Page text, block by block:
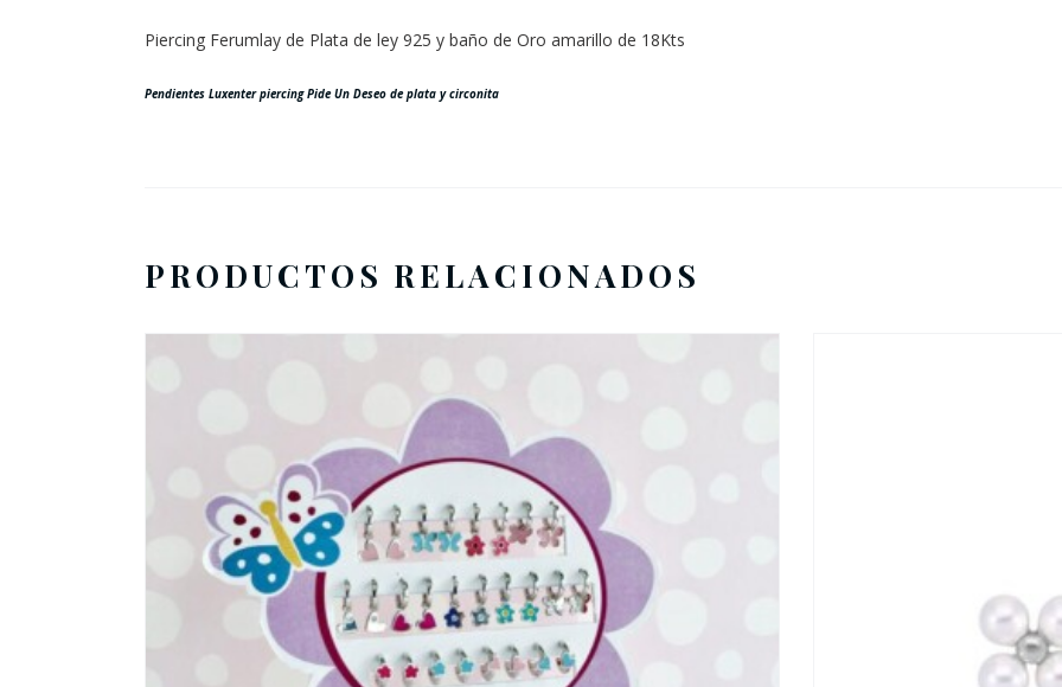
Piercing Ferumlay de Plata de ley 925 y baño de Oro amarillo de 18Kts
Pendientes Luxenter piercingPide Un Deseo de plata y circonita
PRODUCTOS RELACIONADOS